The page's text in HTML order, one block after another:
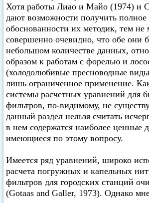
Хотя работы Лиао и Майо (1974) и
дают возможности получить полное
обоснованности их методик, тем не
совершенно очевидно, что обе они
небольшом количестве данных,
образом к работам с форелью и
(холодолюбивые пресноводные
лишь ограниченное применение.
системы расчетных уравнений для
фильтров, по-видимому, не
данный раздел нельзя считать
в нем содержатся наиболее ценные
имеющиеся по этому вопросу.
Имеется ряд уравнений, широко
расчета погружных и капельных
фильтров для городских станций
(Gotaas and Galler, 1973). Однако